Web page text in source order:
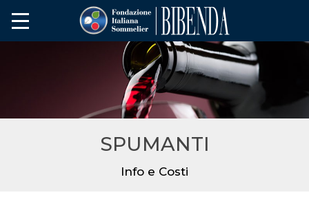
SPUMANTI
Info e Costi